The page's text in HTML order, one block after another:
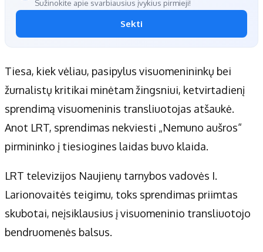
Sužinokite apie svarbiausius įvykius pirmieji!
Sekti
Tiesa, kiek vėliau, pasipylus visuomenininkų bei
žurnalistų kritikai minėtam žingsniui, ketvirtadienį
sprendimą visuomeninis transliuotojas atšaukė.
Anot LRT, sprendimas nekviesti „Nemuno aušros“
pirmininko į tiesiogines laidas buvo klaida.
LRT televizijos Naujienų tarnybos vadovės I.
Larionovaitės teigimu, toks sprendimas priimtas
skubotai, neįsiklausius į visuomeninio transliuotojo
bendruomenės balsus.